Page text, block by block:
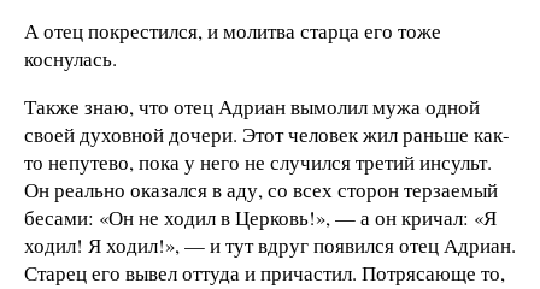
А отец покрестился, и молитва старца его тоже
коснулась.
Также знаю, что отец Адриан вымолил мужа одной
своей духовной дочери. Этот человек жил раньше как-
то непутево, пока у него не случился третий инсульт.
Он реально оказался в аду, со всех сторон терзаемый
бесами: «Он не ходил в Церковь!», — а он кричал: «Я
ходил! Я ходил!», — и тут вдруг появился отец Адриан.
Старец его вывел оттуда и причастил. Потрясающе то,